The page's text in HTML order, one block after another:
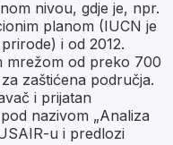
nivou, gdje je, npr.
planom (IUCN je
i od 2012.
mrežom od preko 700
zaštićena područja.
i prijatan
nazivom „Analiza
u i predlozi